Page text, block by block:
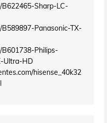
Sharp-LC-
Panasonic-TX-
Philips-
Ultra-HD
hisense_40k32